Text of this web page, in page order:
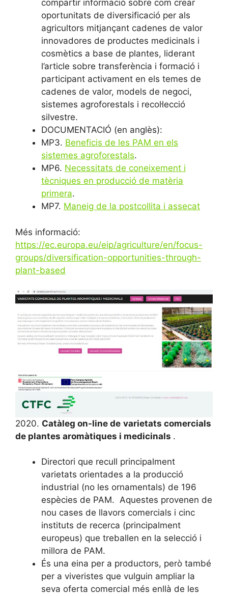
compartir informació sobre com crear
oportunitats de diversificació per als
agricultors mitjançant cadenes de valor
innovadores de productes medicinals i
cosmètics a base de plantes, liderant
l’article sobre transferència i formació i
participant activament en els temes de
cadenes de valor, models de negoci,
sistemes agroforestals i recol·lecció
silvestre.
DOCUMENTACIÓ (en anglès):
MP3. Beneficis de les PAM en els
sistemes agroforestals.
MP6. Necessitats de coneixement i
tècniques en producció de matèria
primera.
MP7. Maneig de la postcollita i assecat
Més informació:
https://ec.europa.eu/eip/agriculture/en/focus-
groups/diversification-opportunities-through-
plant-based
2020. Catàleg on-line de varietats comercials
de plantes aromàtiques i medicinals .
Directori que recull principalment
varietats orientades a la producció
industrial (no les ornamentals) de 196
espècies de PAM. Aquestes provenen de
nou cases de llavors comercials i cinc
instituts de recerca (principalment
europeus) que treballen en la selecció i
millora de PAM.
És una eina per a productors, però també
per a viveristes que vulguin ampliar la
seva oferta comercial més enllà de les